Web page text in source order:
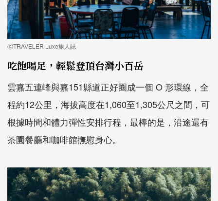
ⓒTRAVELER Luxe旅人誌
吃飽喝足，輕鬆登頂台灣小百岳
雲嘉五連峰與嘉151縣道正好圈成一個 O 形環線，全
程約12公里，海拔高度在1,060至1,305公尺之間，可
根據時間和體力彈性安排行程，最棒的是，沿途還有
茶園餐廳和咖啡館撫慰身心。